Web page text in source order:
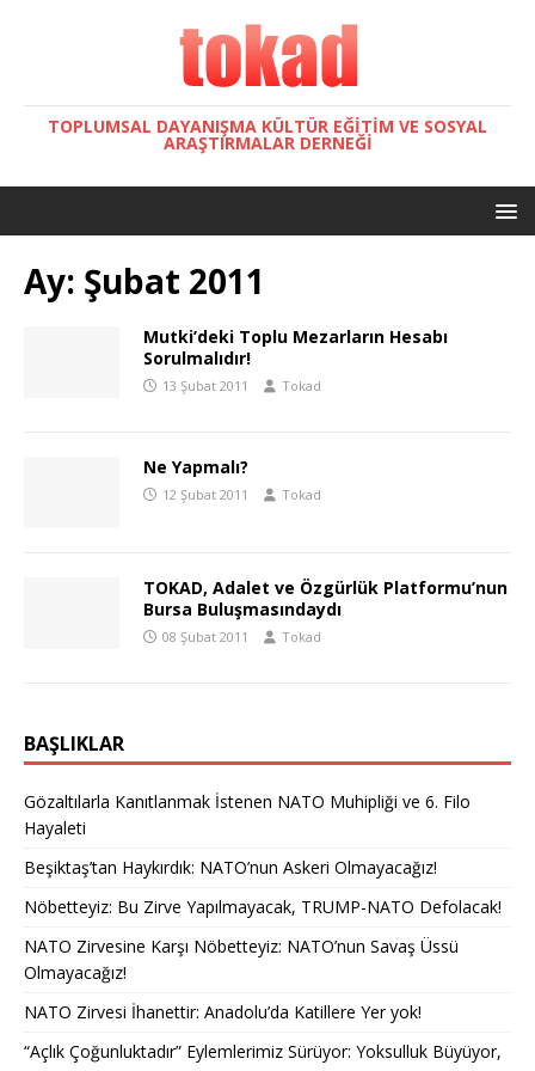
TOPLUMSAL DAYANIŞMA KÜLTÜR EĞITIM VE SOSYAL
ARAŞTIRMALAR DERNEĞI
Ay: Şubat 2011
Mutki’deki Toplu Mezarların Hesabı
Sorulmalıdır!
13 Şubat 2011 Tokad
Ne Yapmalı?
12 Şubat 2011 Tokad
TOKAD, Adalet ve Özgürlük Platformu’nun
Bursa Buluşmasındaydı
08 Şubat 2011 Tokad
BAŞLIKLAR
Gözaltılarla Kanıtlanmak İstenen NATO Muhipliği ve 6. Filo
Hayaleti
Beşiktaş’tan Haykırdık: NATO’nun Askeri Olmayacağız!
Nöbetteyiz: Bu Zirve Yapılmayacak, TRUMP-NATO Defolacak!
NATO Zirvesine Karşı Nöbetteyiz: NATO’nun Savaş Üssü
Olmayacağız!
NATO Zirvesi İhanettir: Anadolu’da Katillere Yer yok!
“Açlık Çoğunluktadır” Eylemlerimiz Sürüyor: Yoksulluk Büyüyor,